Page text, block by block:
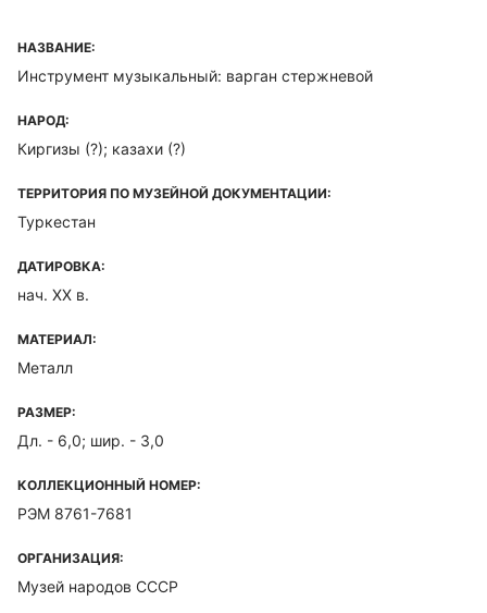
НАЗВАНИЕ:
Инструмент музыкальный: варган стержневой
НАРОД:
Киргизы (?); казахи (?)
ТЕРРИТОРИЯ ПО МУЗЕЙНОЙ ДОКУМЕНТАЦИИ:
Туркестан
ДАТИРОВКА:
нач. XX в.
МАТЕРИАЛ:
Металл
РАЗМЕР:
Дл. - 6,0; шир. - 3,0
КОЛЛЕКЦИОННЫЙ НОМЕР:
РЭМ 8761-7681
ОРГАНИЗАЦИЯ:
Музей народов СССР